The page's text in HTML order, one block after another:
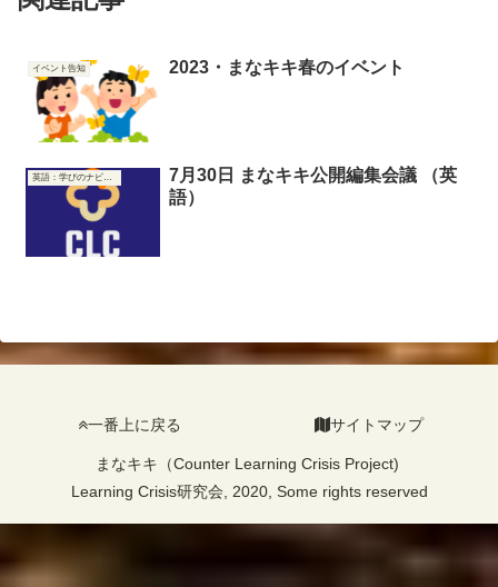
イベント告知 2023・まなキキ春のイベント
英語：学びのナビゲーター
7月30日 まなキキ公開編集会議 （英
語）
一番上に戻る サイトマップ
まなキキ（Counter Learning Crisis Project)
Learning Crisis研究会, 2020, Some rights reserved